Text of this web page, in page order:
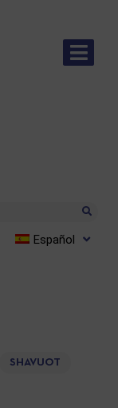
Español
SHAVUOT